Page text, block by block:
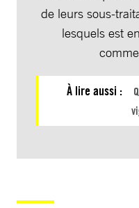
de leurs sous-
lesquels est
À lire aussi :